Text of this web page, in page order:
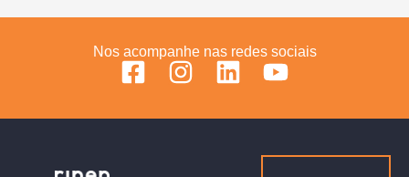
Nos acompanhe nas redes sociais